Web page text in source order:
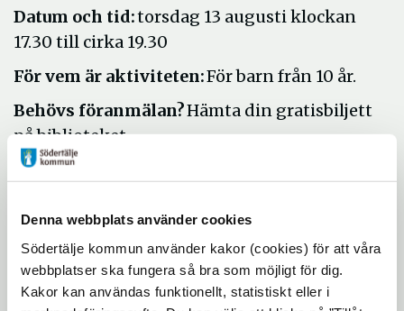
Denna webbplats använder cookies
Södertälje kommun använder kakor (cookies) för att våra
webbplatser ska fungera så bra som möjligt för dig.
Kakor kan användas funktionellt, statistiskt eller i
Datum och tid:torsdag 13 augusti klockan
17.30 till cirka 19.30
För vem är aktiviteten:För barn från 10 år.
Behövs föranmälan?Hämta din gratisbiljett
på biblioteket.
Kostnad:
funktionsnedsättning:
Ja
Kontaktuppgifter vid frågor gällande